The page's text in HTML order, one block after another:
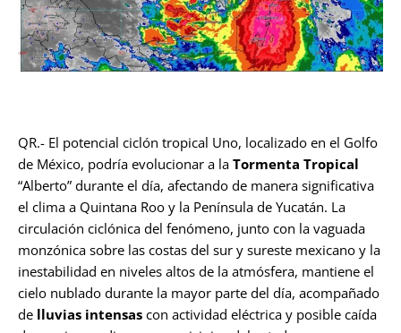
QR.- El potencial ciclón tropical Uno, localizado en el Golfo
de México, podría evolucionar a la Tormenta Tropical
“Alberto” durante el día, afectando de manera significativa
el clima a Quintana Roo y la Península de Yucatán. La
circulación ciclónica del fenómeno, junto con la vaguada
monzónica sobre las costas del sur y sureste mexicano y la
inestabilidad en niveles altos de la atmósfera, mantiene el
cielo nublado durante la mayor parte del día, acompañado
de lluvias intensas con actividad eléctrica y posible caída